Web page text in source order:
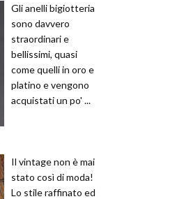
Gli anelli bigiotteria
sono davvero
straordinari e
bellissimi, quasi
come quelli in oro e
platino e vengono
acquistati un po' ...
Il vintage non è mai
stato così di moda!
Lo stile raffinato ed